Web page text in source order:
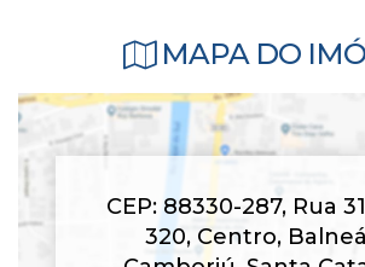
MAPA DO
CEP: 88330-287, Rua
320, Centro,